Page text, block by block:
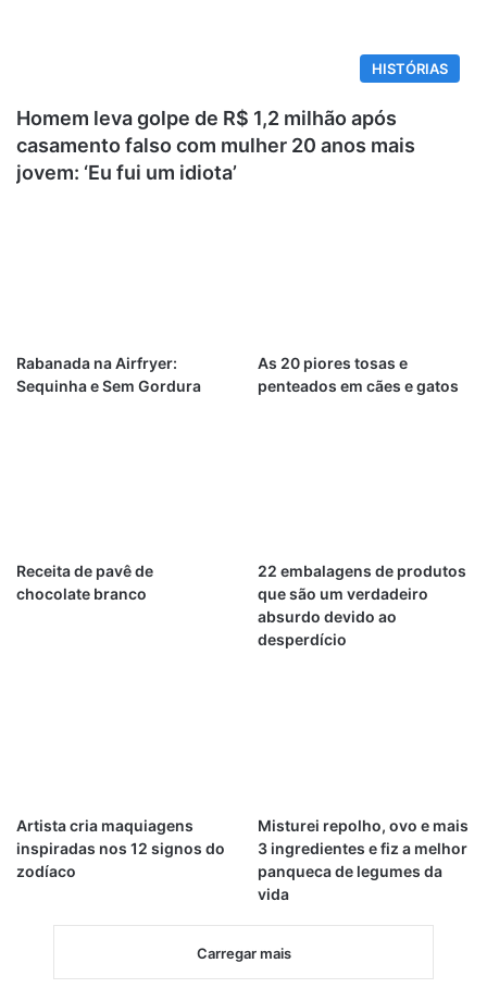
HISTÓRIAS
Homem leva golpe de R$ 1,2 milhão após
casamento falso com mulher 20 anos mais
jovem: ‘Eu fui um idiota’
Rabanada na Airfryer:
Sequinha e Sem Gordura
As 20 piores tosas e
penteados em cães e gatos
Receita de pavê de
chocolate branco
22 embalagens de produtos
que são um verdadeiro
absurdo devido ao
desperdício
Artista cria maquiagens
inspiradas nos 12 signos do
zodíaco
Misturei repolho, ovo e mais
3 ingredientes e fiz a melhor
panqueca de legumes da
vida
Carregar mais